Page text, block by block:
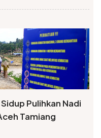
Pulihkan Nadi
Tamiang